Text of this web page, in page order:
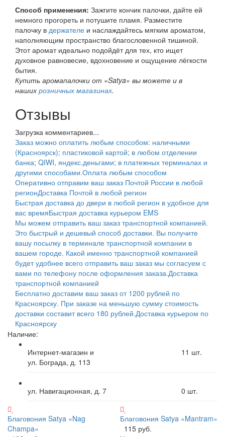
Способ применения: Зажгите кончик палочки, дайте ей
немного прогореть и потушите пламя. Разместите
палочку в держателе и наслаждайтесь мягким ароматом,
наполняющим пространство благословенной тишиной.
Этот аромат идеально подойдёт для тех, кто ищет
духовное равновесие, вдохновение и ощущение лёгкости
бытия.
Купить аромапалочки от «Satya» вы можете и в
наших розничных магазинах.
Отзывы
Загрузка комментариев...
Заказ можно оплатить любым способом: наличными
(Красноярск); пластиковой картой; в любом отделении
банка; QIWI, яндекс.деньгами; в платежных терминалах и
другими способами.Оплата любым способом
Оперативно отправим ваш заказ Почтой России в любой
регионДоставка Почтой в любой регион
Быстрая доставка до двери в любой регион в удобное для
вас времяБыстрая доставка курьером EMS
Мы можем отправить ваш заказ транспортной компанией.
Это быстрый и дешевый способ доставки. Вы получите
вашу посылку в терминале транспортной компании в
вашем городе. Какой именно транспортной компанией
будет удобнее всего отправить ваш заказ мы согласуем с
вами по телефону после оформления заказа.Доставка
транспортной компанией
Бесплатно доставим ваш заказ от 1200 рублей по
Красноярску. При заказе на меньшую сумму стоимость
доставки составит всего 180 рублей.Доставка курьером по
Красноярску
Наличие:
Интернет-магазин и
ул. Бограда, д. 113
11 шт.
ул. Навигационная, д. 7 0 шт.
Благовония Satya «Nag
Champa»
Благовония Satya «Mantram»
115 руб.